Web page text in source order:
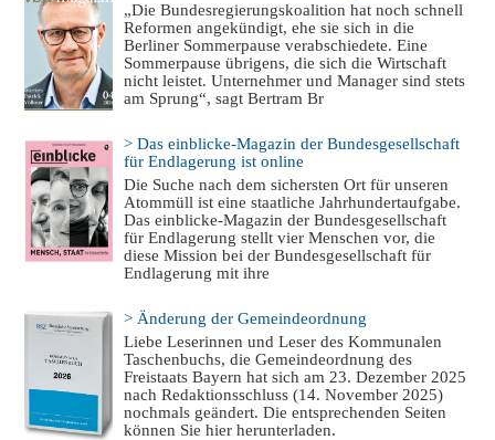
„Die Bundesregierungskoalition hat noch schnell
Reformen angekündigt, ehe sie sich in die
Berliner Sommerpause verabschiedete. Eine
Sommerpause übrigens, die sich die Wirtschaft
nicht leistet. Unternehmer und Manager sind stets
am Sprung“, sagt Bertram Br
> Das einblicke-Magazin der Bundesgesellschaft
für Endlagerung ist online
Die Suche nach dem sichersten Ort für unseren
Atommüll ist eine staatliche Jahrhundertaufgabe.
Das einblicke-Magazin der Bundesgesellschaft
für Endlagerung stellt vier Menschen vor, die
diese Mission bei der Bundesgesellschaft für
Endlagerung mit ihre
> Änderung der Gemeindeordnung
Liebe Leserinnen und Leser des Kommunalen
Taschenbuchs, die Gemeindeordnung des
Freistaats Bayern hat sich am 23. Dezember 2025
nach Redaktionsschluss (14. November 2025)
nochmals geändert. Die entsprechenden Seiten
können Sie hier herunterladen.